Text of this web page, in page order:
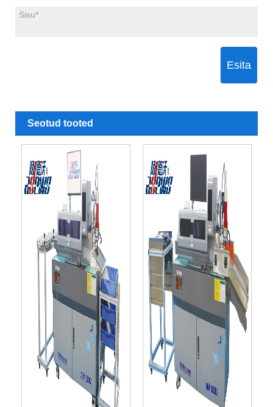
Esita
Seotud tooted